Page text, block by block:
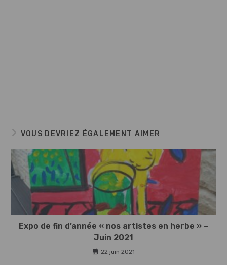
VOUS DEVRIEZ ÉGALEMENT AIMER
Expo de fin d’année « nos artistes en herbe » –
Juin 2021
22 juin 2021